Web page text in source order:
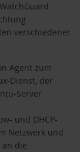
verschiedener
Agent zum
Dienst, der
Server
und DHCP-
Netzwerk und
die